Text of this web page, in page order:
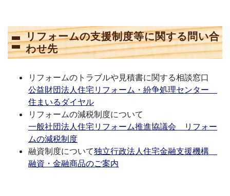
リフォームの支援制度等に関する問い合
わせ先
リフォームのトラブルや見積書に関する相談窓口
公益財団法人住宅リフォーム・紛争処理センター
住まいるダイヤル
リフォームの減税制度について
一般社団法人住宅リフォーム推進協議会 リフォー
ムの減税制度
融資制度について独立行政法人住宅金融支援機構
融資・金融商品のご案内